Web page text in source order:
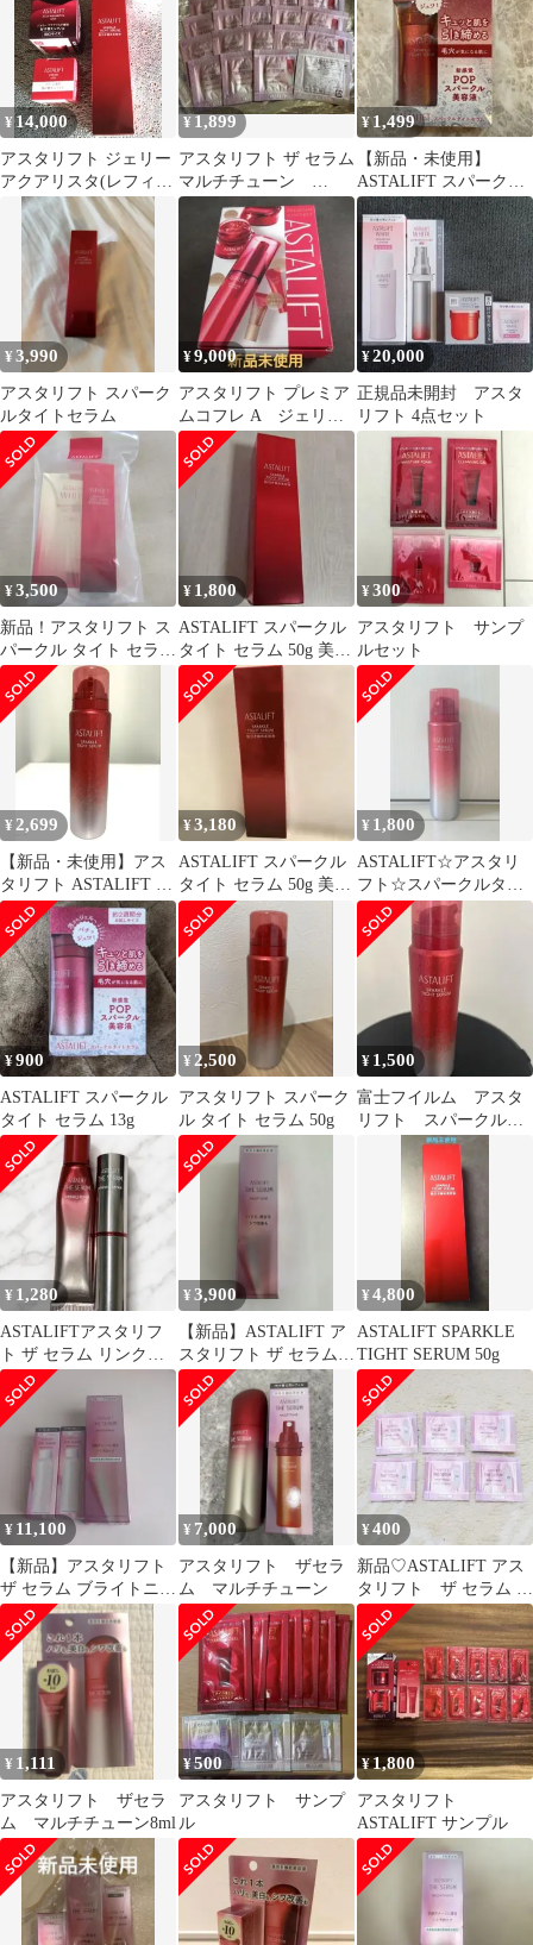
¥14,000
アスタリフト ジェリー
アクアリスタ(レフィ
ル) 60g
¥ 1,899
アスタリフト ザ セラム
マルチチューン
0.4mL 19包
¥ 1,499
【新品・未使用】
ASTALIFT スパークル
タイト セラム
¥3,990
アスタリフト スパーク
ルタイトセラム
¥9,000
アスタリフト プレミア
ムコフレ A ジェリー
状先行美容液 新品未
使用
¥20,000
正規品未開封 アスタ
リフト 4点セット
¥3,500
新品！アスタリフト ス
パークル タイト セラム
美白マスク セット
¥ 1,800
ASTALIFT スパークル
タイト セラム 50g 美容
液 新品未使用
¥300
アスタリフト サンプ
ルセット
¥2,699
【新品・未使用】アス
タリフト ASTALIFT ス
パークル タイトセラム
美容液
¥3,180
ASTALIFT スパークル
タイト セラム 50g 美容
液
¥ 1,800
ASTALIFT☆アスタリ
フト☆スパークルタイ
トセラム☆おまけ付き
¥900
ASTALIFT スパークル
タイト セラム 13g
¥ 2,500
アスタリフト スパーク
ル タイト セラム 50g
¥ 1,500
富士フイルム アスタ
リフト スパークル
タイト セラム 肌引
き締め美容液 50g
¥ 1,280
ASTALIFTアスタリフ
ト ザ セラム リンクル
リペア 美容液
¥3,900
【新品】ASTALIFT ア
スタリフト ザ セラム
マルチチューン
¥4,800
ASTALIFT SPARKLE
TIGHT SERUM 50g
¥ 11,100
【新品】アスタリフト
ザ セラム ブライトニン
グ 3本セット
¥ 7,000
アスタリフト ザセラ
ム マルチチューン
¥400
新品♡ASTALIFT アス
タリフト ザ セラム ブ
ライトニング
¥ 1,111
アスタリフト ザセラ
ム マルチチューン8ml
¥500
アスタリフト サンプ
ル
¥ 1,800
アスタリフト
ASTALIFT サンプル